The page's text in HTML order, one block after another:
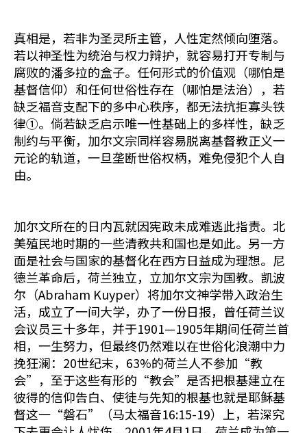
真相是，若非为圣灵所主管，人性定然倾向堕落。
若以神圣性为统治与权力辩护，就容易打开专制与
腐败的潘多拉的盒子。任何形式的价值观（哪怕是
基督信仰）和任何世俗性存在（哪怕是法治），若
缺乏福音支配下的多中心秩序，都无法抗拒寡头铁
律①。倘若缺乏启示唯一性基础上的多样性，缺乏
制约与平衡，加尔文宗同样容易脱离基督教正义一
元论的轨道，一旦垄断世俗权柄，难免侵犯个人自
由。
加尔文所在的日内瓦就因宪政未成难逃此指责。北
美殖民地时期的一些清教共和国也是如此。另一方
面是社会与国家的基督化在西方日益成为理想。尼
德兰革命后，荷兰独立，立加尔文宗为国教。凯波
尔（Abraham Kuyper）将加尔文神学带入政治生
活，成立了一间大学，办了一份日报，曾任荷兰议
会议员三十多年，并于1901—1905年期间任荷兰首
相，一生努力，但最终仍然难以在世俗化浪潮中力
挽狂澜：20世纪末，63%的荷兰人不参加“教
会”，至于这些有形的“教会”是否把根基建立在
彼得的信仰告白、使徒与先知的根基也就是耶稣基
督这一“磐石”（马太福音16:15-19）上，若深究